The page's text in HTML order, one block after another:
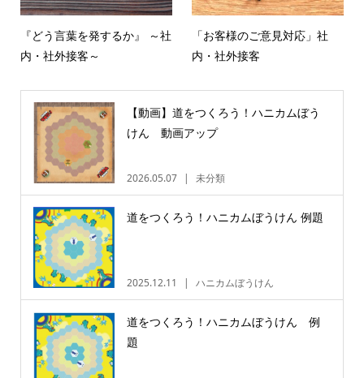
『どう言葉を発するか』 ～社
内・社外接客～
「お客様のご意見対応」社
内・社外接客
【動画】道をつくろう！ハニカムぼう
けん 動画アップ
2026.05.07 未分類
道をつくろう！ハニカムぼうけん 例題
2025.12.11 ハニカムぼうけん
道をつくろう！ハニカムぼうけん 例
題